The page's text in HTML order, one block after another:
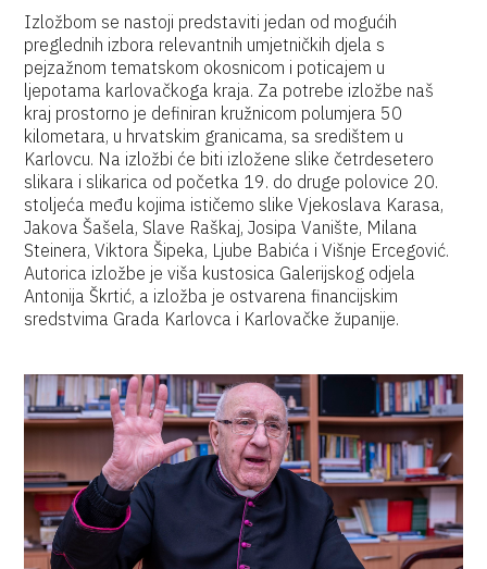
Izložbom se nastoji predstaviti jedan od mogućih
preglednih izbora relevantnih umjetničkih djela s
pejzažnom tematskom okosnicom i poticajem u
ljepotama karlovačkoga kraja. Za potrebe izložbe naš
kraj prostorno je definiran kružnicom polumjera 50
kilometara, u hrvatskim granicama, sa središtem u
Karlovcu. Na izložbi će biti izložene slike četrdesetero
slikara i slikarica od početka 19. do druge polovice 20.
stoljeća među kojima ističemo slike Vjekoslava Karasa,
Jakova Šašela, Slave Raškaj, Josipa Vanište, Milana
Steinera, Viktora Šipeka, Ljube Babića i Višnje Ercegović.
Autorica izložbe je viša kustosica Galerijskog odjela
Antonija Škrtić, a izložba je ostvarena financijskim
sredstvima Grada Karlovca i Karlovačke županije.